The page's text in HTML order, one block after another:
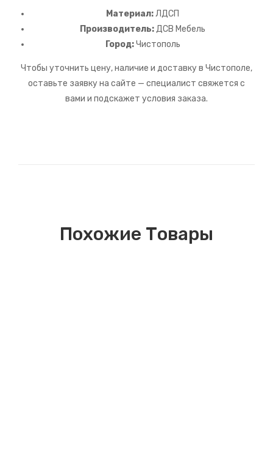
Материал:ЛДСП
Производитель:ДСВ Мебель
Город:Чистополь
Чтобы уточнить цену, наличие и доставку в Чистополе,
оставьте заявку на сайте — специалист свяжется с
вами и подскажет условия заказа.
Похожие Товары